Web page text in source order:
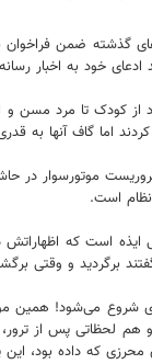
گذشته ضمن
خود به اخبار
تا مرد مسن و از
اما گاف آنها به
موتورسوار در
است.
برگردید و وقتی
اول مادر کیان مشخص نیست او
و هم لحظاتی پس از
که داده بود،